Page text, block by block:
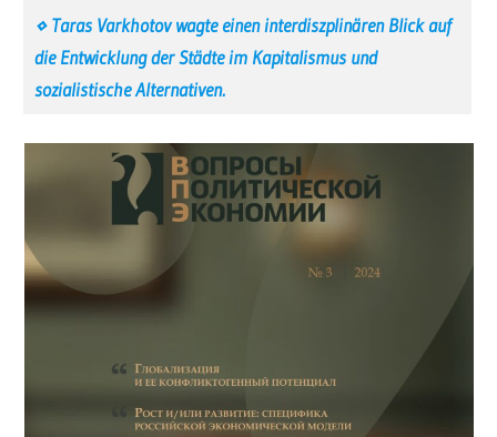
⋄ Taras Varkhotov wagte einen interdiszplinären Blick auf
die Entwicklung der Städte im Kapitalismus und
sozialistische Alternativen.